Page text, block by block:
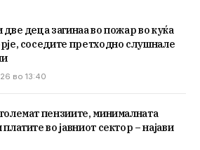
две деца загинаа во пожар во куќа
соседите претходно слушнале
во 13:40
пензиите, минималната
платите во јавниот сектор – најави